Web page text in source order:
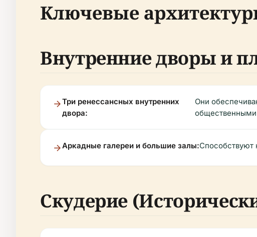
Ключевые
Внутренние дворы и
Три ренессансных внутренних
двора:
Они
Аркадные галереи и большие залы:Способствуют
Скудерие